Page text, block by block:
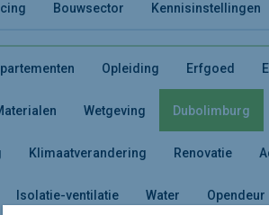
Bouwsector Kennisinstellingen
Opleiding Erfgoed
Wetgeving Dubolimburg
Klimaatverandering Renovatie
Isolatie-ventilatie Water Opendeur